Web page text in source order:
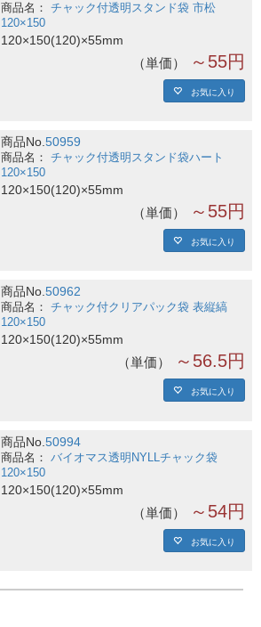
チャック付透明スタンド袋 市松
120×150
120×150(120)×55mm
単価 ～55円
お気に入り
商品No.50959
チャック付透明スタンド袋ハート
120×150
120×150(120)×55mm
単価 ～55円
お気に入り
商品No.50962
チャック付クリアパック袋 表縦縞
120×150
120×150(120)×55mm
単価 ～56.5円
お気に入り
商品No.50994
バイオマス透明NYLLチャック袋
120×150
120×150(120)×55mm
単価 ～54円
お気に入り